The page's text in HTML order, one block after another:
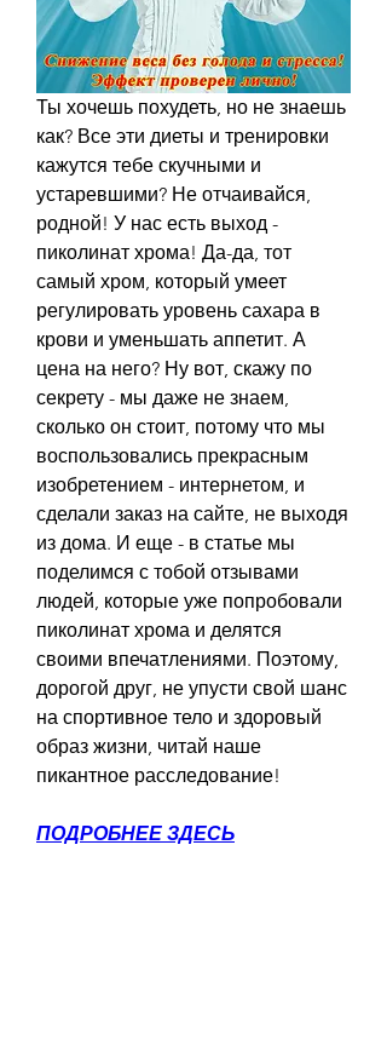
Ты хочешь похудеть, но не знаешь
как? Все эти диеты и тренировки
кажутся тебе скучными и
устаревшими? Не отчаивайся,
родной! У нас есть выход -
пиколинат хрома! Да-да, тот
самый хром, который умеет
регулировать уровень сахара в
крови и уменьшать аппетит. А
цена на него? Ну вот, скажу по
секрету - мы даже не знаем,
сколько он стоит, потому что мы
воспользовались прекрасным
изобретением - интернетом, и
сделали заказ на сайте, не выходя
из дома. И еще - в статье мы
поделимся с тобой отзывами
людей, которые уже попробовали
пиколинат хрома и делятся
своими впечатлениями. Поэтому,
дорогой друг, не упусти свой шанс
на спортивное тело и здоровый
образ жизни, читай наше
пикантное расследование!
ПОДРОБНЕЕ ЗДЕСЬ